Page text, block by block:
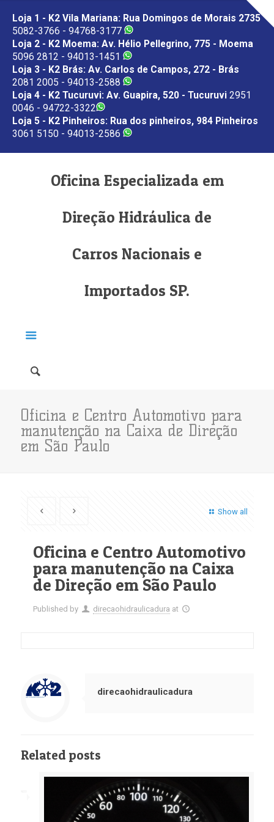
Loja 1 - K2 Vila Mariana: Rua Domingos de Morais 2735
5082-3766 - 94768-3177
Loja 2 - K2 Moema: Av. Hélio Pellegrino, 775 - Moema
5096 2812 - 94013-1451
Loja 3 - K2 Brás: Av. Carlos de Campos, 272 - Brás
2081 2005 - 94013-2588
Loja 4 - K2 Tucuruvi: Av. Guapira, 520 - Tucuruvi 2951
0046 - 94722-3322
Loja 5 - K2 Pinheiros: Rua dos pinheiros, 984 Pinheiros
3061 5150 - 94013-2586
Oficina Especializada em
Direção Hidráulica de
Carros Nacionais e
Importados SP.
Oficina e Centro Automotivo para
manutenção na Caixa de Direção
em São Paulo
Show all
Oficina e Centro Automotivo
para manutenção na Caixa
de Direção em São Paulo
Published by direcaohidraulicadura at
direcaohidraulicadura
Related posts